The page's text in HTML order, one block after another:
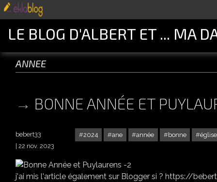
LE BLOG D'ALBERT ET ... MA
annee
BONNE ANNÉE ET
2024 ane année bonne église
bebert33
22 nov. 2023
j'ai mis l'article également sur Blogger si ? https://